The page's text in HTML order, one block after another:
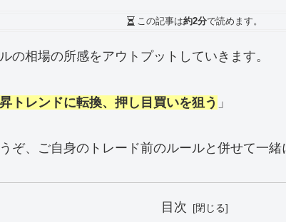
この記事は約2分で読めます。
の相場の所感をアウトプットしていきます。
昇トレンドに転換、押し目買いを狙う 」
ぞ、ご自身のトレード前のルールと併せて一緒
目次